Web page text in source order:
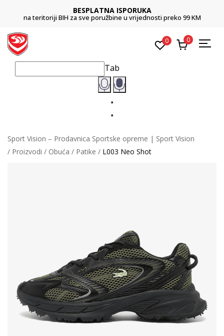
BESPLATNA ISPORUKA
na teritoriji BIH za sve poružbine u vrijednosti preko 99 KM
0 0
Tab
Sport Vision – Prodavnica Sportske opreme | Sport Vision
Proizvodi
Obuća Patike L003 Neo Shot